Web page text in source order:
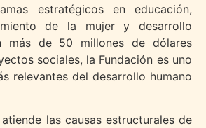
estratégicos en educación,
de la mujer y desarrollo
más de 50 millones de dólares
sociales, la Fundación es uno
relevantes del desarrollo humano
las causas estructurales de